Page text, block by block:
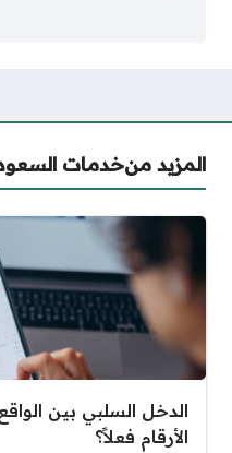
المزيد منخدمات
الدخل السلبي بين
الأرقام فعلاً؟